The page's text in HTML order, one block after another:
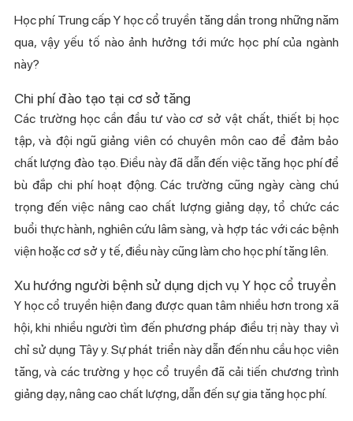
Học phí Trung cấp Y học cổ truyền tăng dần trong những năm
qua, vậy yếu tố nào ảnh hưởng tới mức học phí của ngành
này?
Chi phí đào tạo tại cơ sở tăng
Các trường học cần đầu tư vào cơ sở vật chất, thiết bị học
tập, và đội ngũ giảng viên có chuyên môn cao để đảm bảo
chất lượng đào tạo. Điều này đã dẫn đến việc tăng học phí để
bù đắp chi phí hoạt động. Các trường cũng ngày càng chú
trọng đến việc nâng cao chất lượng giảng dạy, tổ chức các
buổi thực hành, nghiên cứu lâm sàng, và hợp tác với các bệnh
viện hoặc cơ sở y tế, điều này cũng làm cho học phí tăng lên.
Xu hướng người bệnh sử dụng dịch vụ Y học cổ truyền
Y học cổ truyền hiện đang được quan tâm nhiều hơn trong xã
hội, khi nhiều người tìm đến phương pháp điều trị này thay vì
chỉ sử dụng Tây y. Sự phát triển này dẫn đến nhu cầu học viên
tăng, và các trường y học cổ truyền đã cải tiến chương trình
giảng dạy, nâng cao chất lượng, dẫn đến sự gia tăng học phí.